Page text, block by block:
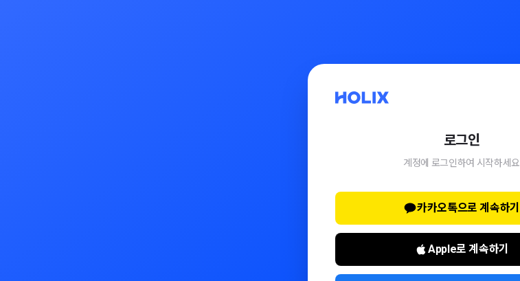
로그인
계정에 로그인하여 시작하세요
카카오톡으로 계속하기
Apple로 계속하기